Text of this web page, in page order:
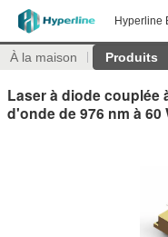
Hyperline
À la maison Produits
Laser à diode
d'onde de 976 nm à 60